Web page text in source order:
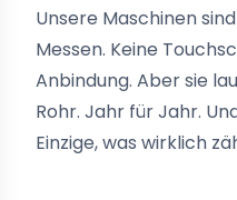
Unsere Maschinen
Messen. Keine
Anbindung. Aber sie
Rohr. Jahr für Jahr.
Einzige, was wirklich